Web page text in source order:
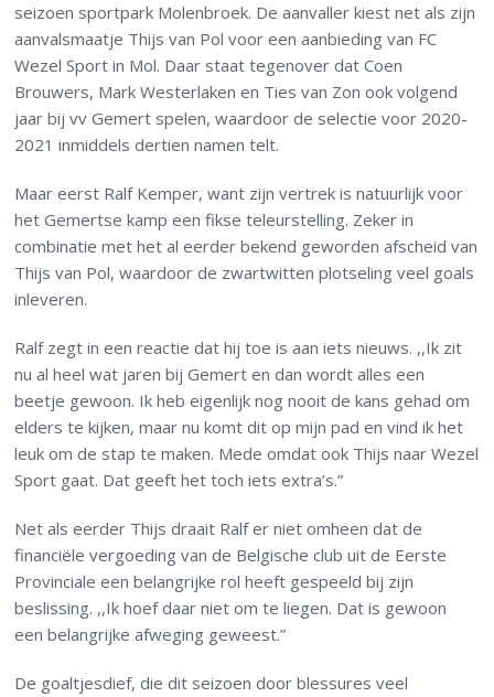
seizoen sportpark Molenbroek. De aanvaller kiest net als zijn
aanvalsmaatje Thijs van Pol voor een aanbieding van FC
Wezel Sport in Mol. Daar staat tegenover dat Coen
Brouwers, Mark Westerlaken en Ties van Zon ook volgend
jaar bij vv Gemert spelen, waardoor de selectie voor 2020-
2021 inmiddels dertien namen telt.
Maar eerst Ralf Kemper, want zijn vertrek is natuurlijk voor
het Gemertse kamp een fikse teleurstelling. Zeker in
combinatie met het al eerder bekend geworden afscheid van
Thijs van Pol, waardoor de zwartwitten plotseling veel goals
inleveren.
Ralf zegt in een reactie dat hij toe is aan iets nieuws. ,,Ik zit
nu al heel wat jaren bij Gemert en dan wordt alles een
beetje gewoon. Ik heb eigenlijk nog nooit de kans gehad om
elders te kijken, maar nu komt dit op mijn pad en vind ik het
leuk om de stap te maken. Mede omdat ook Thijs naar Wezel
Sport gaat. Dat geeft het toch iets extra’s.”
Net als eerder Thijs draait Ralf er niet omheen dat de
financiële vergoeding van de Belgische club uit de Eerste
Provinciale een belangrijke rol heeft gespeeld bij zijn
beslissing. ,,Ik hoef daar niet om te liegen. Dat is gewoon
een belangrijke afweging geweest.”
De goaltjesdief, die dit seizoen door blessures veel